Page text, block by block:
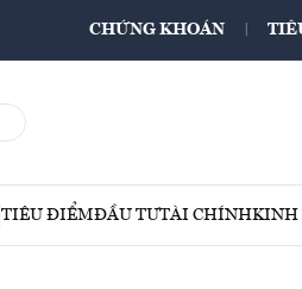
CHỨNG KHOÁN
TIÊU ĐIỂMĐẦU TƯTÀI CHÍNHKINH